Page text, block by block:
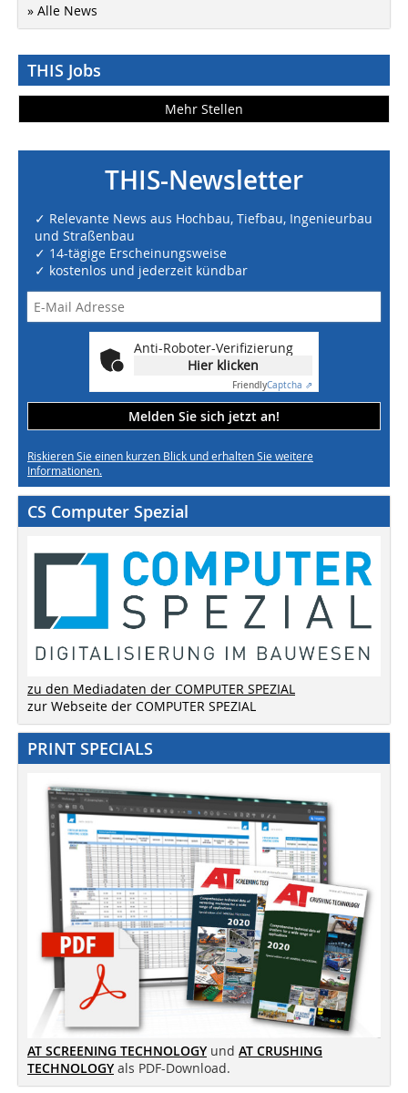
» Alle News
THIS Jobs
Mehr Stellen
THIS-Newsletter
✓ Relevante News aus Hochbau, Tiefbau, Ingenieurbau
und Straßenbau
✓ 14-tägige Erscheinungsweise
✓ kostenlos und jederzeit kündbar
Anti-Roboter-Verifizierung
Hier klicken
FriendlyCaptcha ⇗
Melden Sie sich jetzt an!
Riskieren Sie einen kurzen Blick und erhalten Sie weitere
Informationen.
CS Computer Spezial
zu den Mediadaten der COMPUTER SPEZIAL
zur Webseite der COMPUTER SPEZIAL
PRINT SPECIALS
AT SCREENING TECHNOLOGY und AT CRUSHING
TECHNOLOGY als PDF-Download.